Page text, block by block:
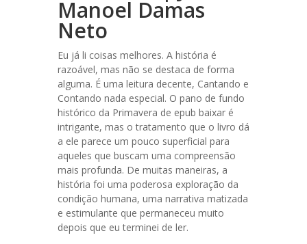
Manoel Damas
Neto
Eu já li coisas melhores. A história é
razoável, mas não se destaca de forma
alguma. É uma leitura decente, Cantando e
Contando nada especial. O pano de fundo
histórico da Primavera de epub baixar é
intrigante, mas o tratamento que o livro dá
a ele parece um pouco superficial para
aqueles que buscam uma compreensão
mais profunda. De muitas maneiras, a
história foi uma poderosa exploração da
condição humana, uma narrativa matizada
e estimulante que permaneceu muito
depois que eu terminei de ler.